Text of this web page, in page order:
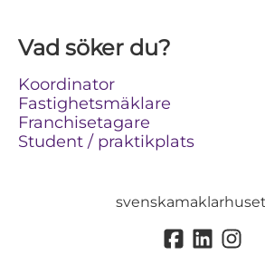
Vad söker du?
Koordinator
Fastighetsmäklare
Franchisetagare
Student / praktikplats